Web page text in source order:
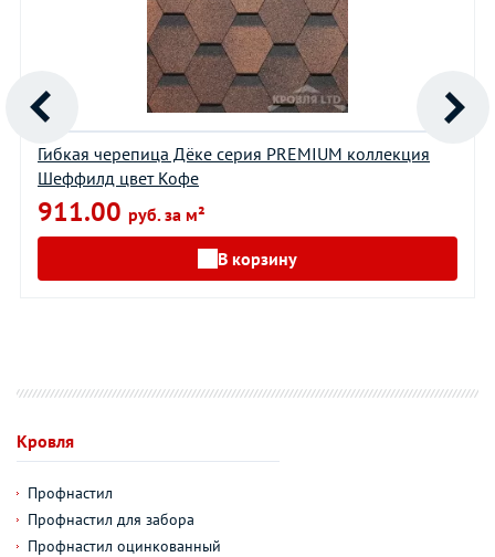
Гибкая черепица Дёке серия PREMIUM коллекция
Шеффилд цвет Кофе
911.00 руб. за м²
В корзину
Кровля
Профнастил
Профнастил для забора
Профнастил оцинкованный